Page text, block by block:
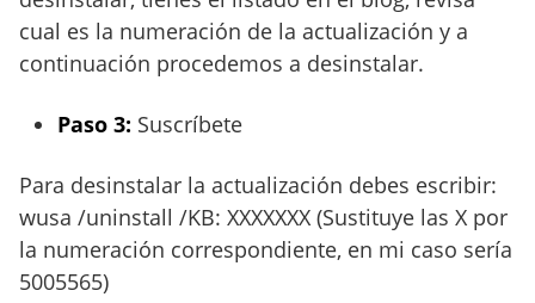
cual es la numeración de la actualización y a
continuación procedemos a desinstalar.
Paso 3: Suscríbete
Para desinstalar la actualización debes escribir:
wusa /uninstall /KB: XXXXXXX (Sustituye las X por
la numeración correspondiente, en mi caso sería
5005565)